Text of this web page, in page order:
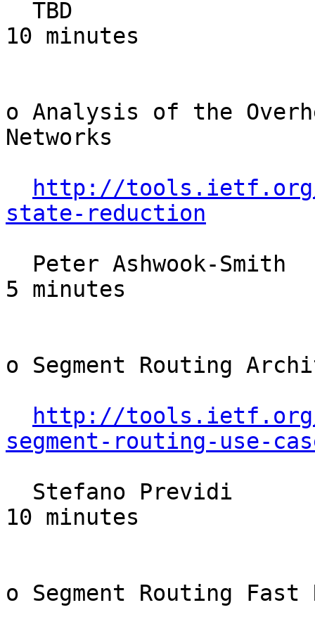
10 minutes
o Analysis of the
Networks
http://tools.ietf.org/
state-reduction
5 minutes
o Segment Routing
http://
segment-routing-use-
10 minutes
o Segment Routing Fast